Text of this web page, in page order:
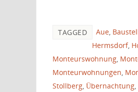
TAGGED Aue,
Hermsdorf,
Monteurswohnung,
Monteurwohnungen,
Stollberg, Übernachtung,